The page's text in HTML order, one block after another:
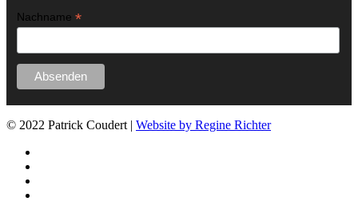
Nachname *
© 2022 Patrick Coudert | Website by Regine Richter